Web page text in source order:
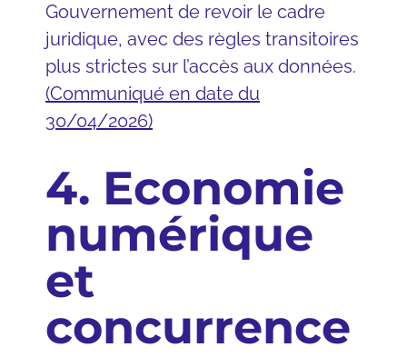
Gouvernement de revoir le cadre
juridique, avec des règles transitoires
plus strictes sur l’accès aux données.
(Communiqué en date du
30/04/2026)
4. Economie
numérique
et
concurrence